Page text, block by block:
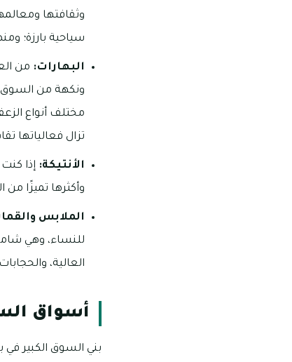
وثقافتها
سياحية بارزة؛
البهارات: من
ونكهة من السوق
مختلف أنواع
تزال فعالياتها
الأنتيكة: إذا
وأكثرها تميزًا
الملابس
للنساء، وهي
العالية،
أسواق
بني السوق الكبير